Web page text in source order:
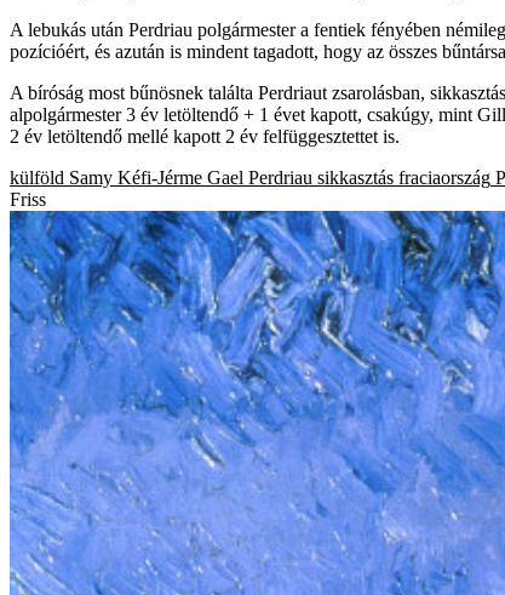
A lebukás után Perdriau polgármester a fentiek fényében
pozícióért, és azután is mindent tagadott, hogy az összes
A bíróság most bűnösnek találta Perdriaut zsarolásban,
alpolgármester 3 év letöltendő + 1 évet kapott, csakúgy, mint
2 év letöltendő mellé kapott 2 év felfüggesztettet is.
külföld Samy Kéfi-Jérme Gael Perdriau sikkasztás fraciaország
Friss